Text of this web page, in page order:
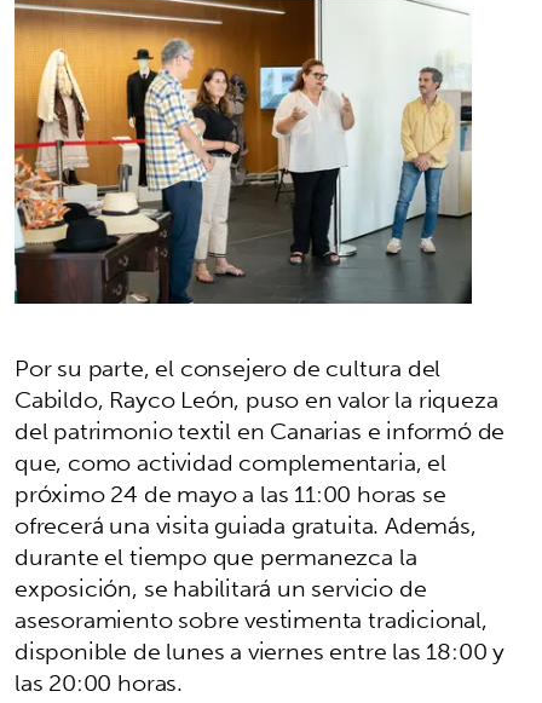
Por su parte, el consejero de cultura del
Cabildo, Rayco León, puso en valor la riqueza
del patrimonio textil en Canarias e informó de
que, como actividad complementaria, el
próximo 24 de mayo a las 11:00 horas se
ofrecerá una visita guiada gratuita. Además,
durante el tiempo que permanezca la
exposición, se habilitará un servicio de
asesoramiento sobre vestimenta tradicional,
disponible de lunes a viernes entre las 18:00 y
las 20:00 horas.